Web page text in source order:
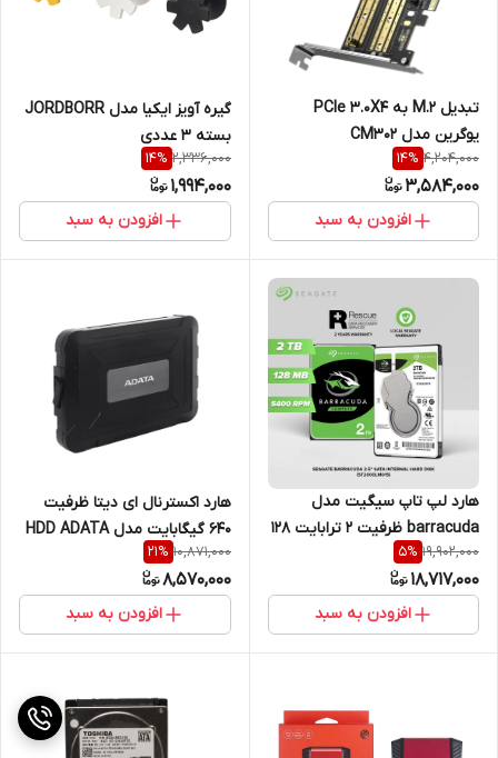
تبدیل M.2 به PCle 3.0X4
یوگرین مدل CM302
4,204,000
14%
3,584,000
افزودن به سبد
گیره آویز ایکیا مدل JORDBORR
بسته 3 عددی
2,336,000
14%
1,994,000
افزودن به سبد
هارد لپ تاپ سیگیت مدل
barracuda ظرفیت 2 ترابایت 128
مگابایت بافر نو و آکبند با گارانتی
1 ساله
19,902,000
5%
18,717,000
افزودن به سبد
هارد اکسترنال ای دیتا ظرفیت
640 گیگابایت مدل HDD ADATA
ED600
10,871,000
21%
8,570,000
افزودن به سبد